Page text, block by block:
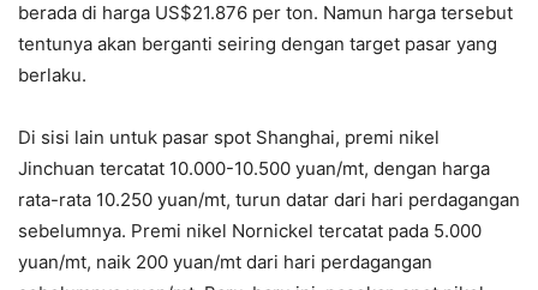
berada di harga US$21.876 per ton. Namun harga tersebut
tentunya akan berganti seiring dengan target pasar yang
berlaku.
Di sisi lain untuk pasar spot Shanghai, premi nikel
Jinchuan tercatat 10.000-10.500 yuan/mt, dengan harga
rata-rata 10.250 yuan/mt, turun datar dari hari perdagangan
sebelumnya. Premi nikel Nornickel tercatat pada 5.000
yuan/mt, naik 200 yuan/mt dari hari perdagangan